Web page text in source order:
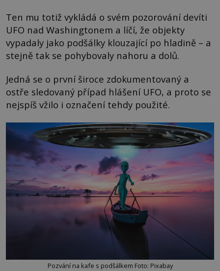
Ten mu totiž vykládá o svém pozorování devíti
UFO nad Washingtonem a líčí, že objekty
vypadaly jako podšálky klouzající po hladině – a
stejně tak se pohybovaly nahoru a dolů.
Jedná se o první široce zdokumentovaný a
ostře sledovaný případ hlášení UFO, a proto se
nejspíš vžilo i označení tehdy použité.
Pozvání na kafe s podšálkem Foto: Pixabay